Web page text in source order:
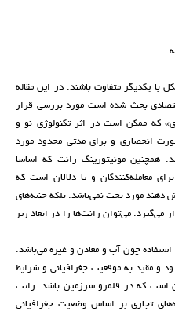
یکدیگر متفاوت باشند. در این مقاله
بحث شده است مورد بررسی قرار
که ممکن است در اثر تکنولوژی نو و
انحصاری و برای مدتی محدود مورد
همچنین مونیتورینگ رانت که اساسا
معامله‌کنندگان و یا دلالان است که
دهند مورد بحث نمی‌باشد. بلکه جنبه‌های
می‌توان رانت‌ها را در ابعاد زیر
استفاده چون آب و معادن و غیره می‌باشد.
و مقید به موقعیت جغرافیائی و شرایط
است که در قلمرو سرزمین باشد. رانت
تجاری بر اساس وضعیت جغرافیائی